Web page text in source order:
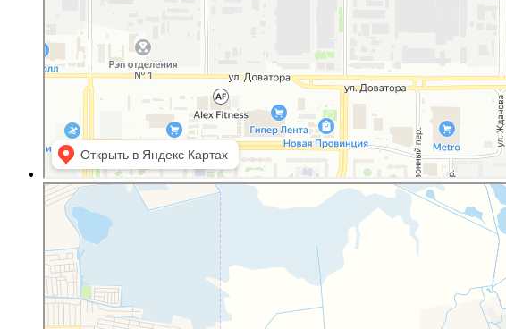
Полистар
Оргстекло, поликарбонат в Ростовской области
Светопрозрачные конструкции в Ростовской области